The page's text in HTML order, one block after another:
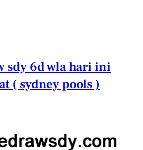
sdy 6d wla hari ini
( sydney pools )